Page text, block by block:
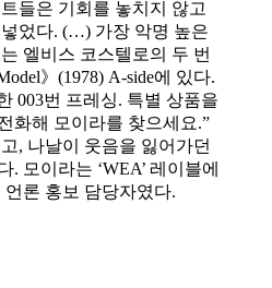
들은 기회를 놓치지 않고
었다. (…) 가장 악명 높은
엘비스 코스텔로의 두 번
》(1978) A-side에 있다.
003번 프레싱. 특별 상품을
화해 모이라를 찾으세요.”
, 나날이 웃음을 잃어가던
. 모이라는 ‘WEA’ 레이블에
론 홍보 담당자였다.